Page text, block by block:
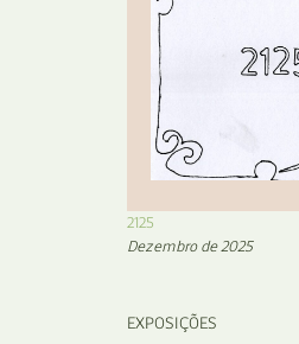
2125
Dezembro de 2025
EXPOSIÇÕES